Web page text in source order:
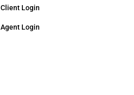
Client Login
Agent Login